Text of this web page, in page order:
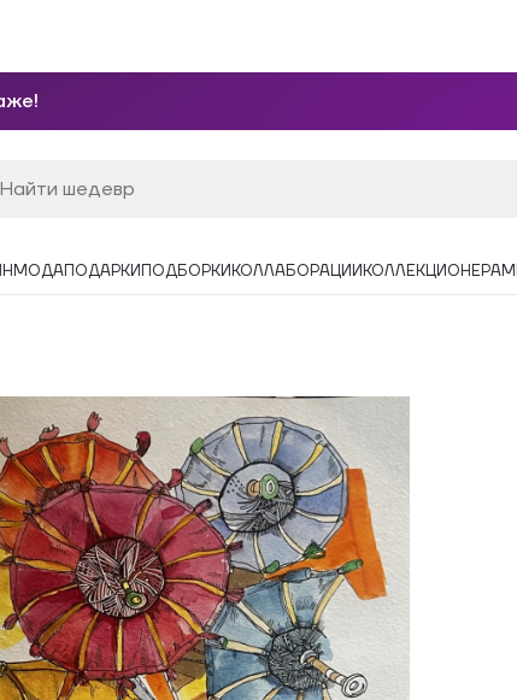
МОДАПОДАРКИ ПОДБОРКИ КОЛЛАБОРАЦИИ КОЛЛЕКЦИОНЕРАМ